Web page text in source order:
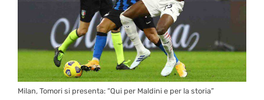
Milan, Tomori si presenta: “Qui per Maldini e per la storia”